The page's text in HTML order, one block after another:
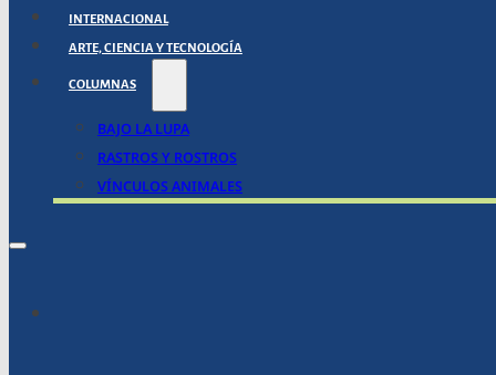
INTERNACIONAL
ARTE, CIENCIA Y TECNOLOGÍA
COLUMNAS
BAJO LA LUPA
RASTROS Y ROSTROS
VÍNCULOS ANIMALES